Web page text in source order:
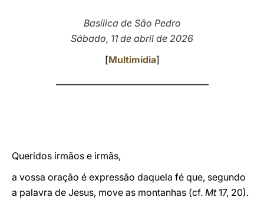
Basílica de São Pedro
Sábado, 11 de abril de 2026
[Multimídia]
Queridos irmãos e irmãs,
a vossa oração é expressão daquela fé que, segundo
a palavra de Jesus, move as montanhas (cf. Mt17, 20).